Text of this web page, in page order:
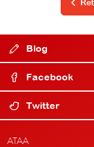
Blog
Facebook
Twitter
ATAA